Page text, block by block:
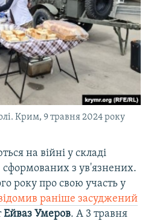
Крим, 9 травня 2024 року
на війні у складі
сформованих з ув'язнених.
року про свою участь у
раніше засуджений
Ейваз Умеров. А 3 травня